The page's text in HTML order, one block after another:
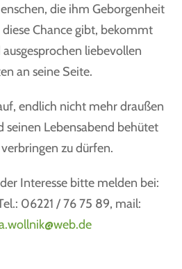
die ihm Geborgenheit
Chance gibt, bekommt
liebevollen
an seine Seite.
endlich nicht mehr draußen
seinen Lebensabend behütet
zu dürfen.
Interesse bitte melden bei:
06221 / 76 75 89, mail: